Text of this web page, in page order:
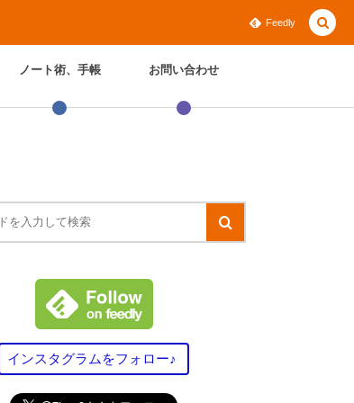
Feedly
ノート術、手帳 お問い合わせ
インスタグラムをフォロー♪